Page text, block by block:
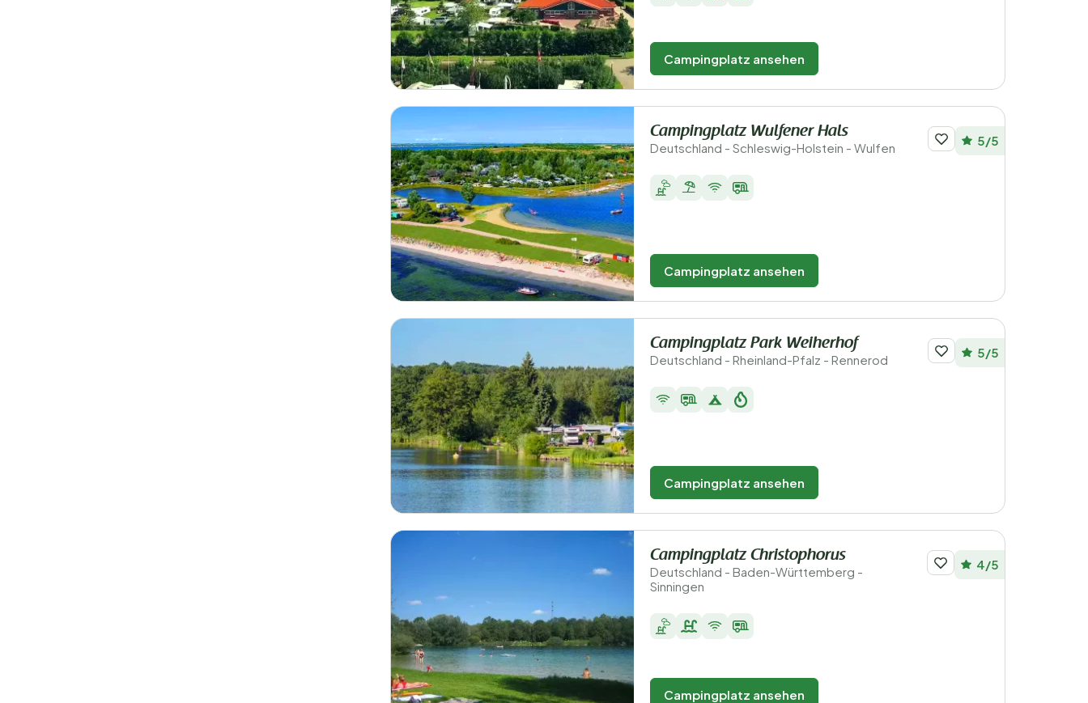
Campingplatz ansehen
Campingplatz Wulfener Hals
Deutschland - Schleswig-Holstein - Wulfen 5/5
Campingplatz ansehen
Campingplatz Park Weiherhof
Deutschland - Rheinland-Pfalz - Rennerod 5/5
Campingplatz ansehen
Campingplatz Christophorus
Deutschland - Baden-Württemberg -
Sinningen
4/5
Campingplatz ansehen